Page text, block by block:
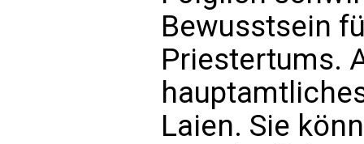
Bewusstsein
Priestertums.
Laien. Sie